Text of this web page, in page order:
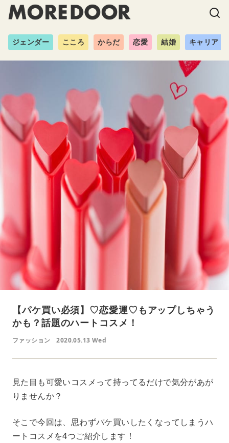
ジェンダー こころ からだ 恋愛 結婚 キャリア
【パケ買い必須】♡恋愛運♡もアップしちゃう
かも？話題のハートコスメ！
ファッション 2020.05.13 Wed
見た目も可愛いコスメって持ってるだけで気分があが
りませんか？
そこで今回は、思わずパケ買いしたくなってしまうハ
ートコスメを4つご紹介します！